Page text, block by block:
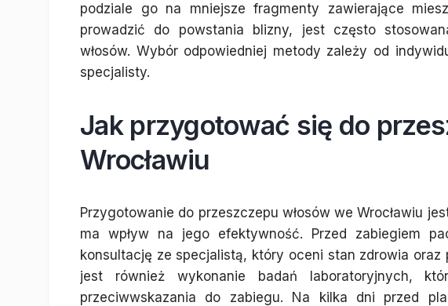
podziale go na mniejsze fragmenty zawierające
prowadzić do powstania blizny, jest często
włosów. Wybór odpowiedniej metody zależy od
specjalisty.
Jak przygotować się do
Wrocławiu
Przygotowanie do przeszczepu włosów we Wrocławiu
ma wpływ na jego efektywność. Przed zabiegiem
konsultację ze specjalistą, który oceni stan zdrowia oraz
jest również wykonanie badań laboratoryjnych,
przeciwwskazania do zabiegu. Na kilka dni przed